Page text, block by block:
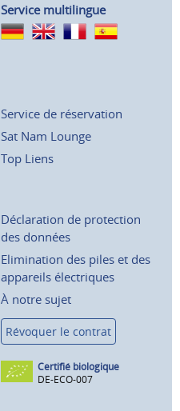
Service multilingue
Service de réservation
Sat Nam Lounge
Top Liens
Déclaration de protection
des données
Elimination des piles et des
appareils électriques
À notre sujet
Révoquer le contrat
Certifié biologique
DE-ECO-007